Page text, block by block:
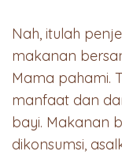
Nah, itulah
makanan
Mama pahami.
manfaat dan
bayi. Makanan
dikonsumsi,